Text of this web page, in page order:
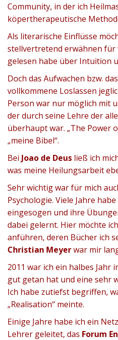
Community, in der ich
köpertherapeutische
Als literarische Einflüsse
stellvertretend erwähnen für
gelesen habe über Intuition
Doch das Aufwachen bzw.
vollkommene Loslassen
Person war nur möglich mit
der durch seine Lehre der
überhaupt war. „The Power
„meine Bibel“.
Bei Joao de Deus ließ ich
was meine Heilungsarbeit
Sehr wichtig war für mich
Psychologie. Viele Jahre
eingesogen und ihre
dabei gelernt. Hier möchte
anführen, deren Bücher ich
Christian Meyerwar mir
2011 war ich ein halbes Jahr
gut getan hat und eine sehr
Ich habe zutiefst begriffen,
„Realisation“ meinte.
Einige Jahre habe ich ein
Lehrer geleitet, das Forum